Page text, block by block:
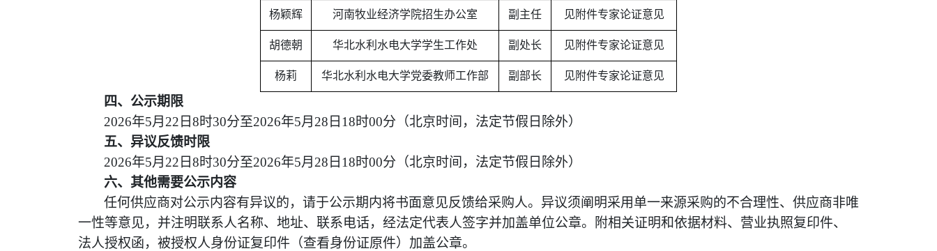
杨颖辉 河南牧业经济学院招生办公室 副主任 见附件专家论证意见
胡德朝 华北水利水电大学学生工作处 副处长 见附件专家论证意见
杨莉 华北水利水电大学党委教师工作部 副部长 见附件专家论证意见
四、公示期限
2026年5月 22 日8时30分至2026年5月 28 日 18时00分（北京时间，法定节假日除外）
五、异议反馈时限
2026年5月 22 日8时30分至2026年5月 28 日 18时00分（北京时间，法定节假日除外）
六、其他需要公示内容
任何供应商对公示内容有异议的，请于公示期内将书面意见反馈给采购人。异议须阐明采用单一来源采购的不合理性、供应商非唯
一性等意见，并注明联系人名称、地址、联系电话，经法定代表人签字并加盖单位公章。附相关证明和依据材料、营业执照复印件、
法人授权函，被授权人身份证复印件（查看身份证原件）加盖公章。